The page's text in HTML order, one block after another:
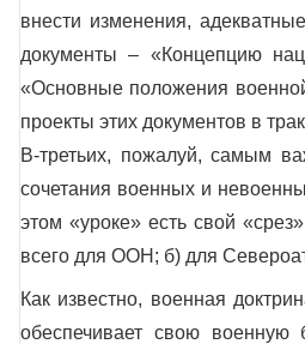
внести изменения,
документы – «Концепцию
«Основные положения
проекты этих документов в
В-третьих, пожалуй, самым
сочетания военных и
этом «уроке» есть свой
всего для ООН; б) для
Как известно, военная
обеспечивает свою военную